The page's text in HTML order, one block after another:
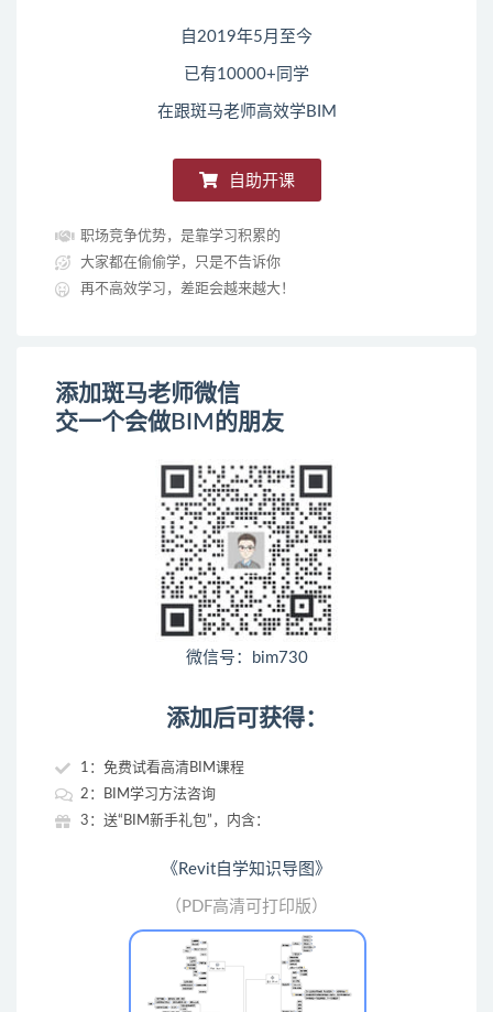
自2019年5月至今
已有10000+同学
在跟斑马老师高效学BIM
自助开课
职场竞争优势，是靠学习积累的
大家都在偷偷学，只是不告诉你
再不高效学习，差距会越来越大！
添加斑马老师微信
交一个会做BIM的朋友
微信号：bim730
添加后可获得：
1：免费试看高清BIM课程
2：BIM学习方法咨询
3：送“BIM新手礼包”，内含：
《Revit自学知识导图》
（PDF高清可打印版）